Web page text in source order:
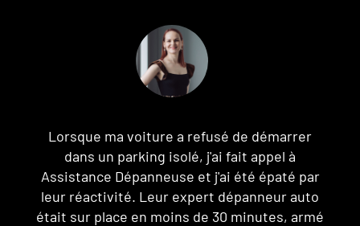
Je ne peux pas dire assez de bien de
Assistance Dépannage. En me retrouvant en
panne sur une route fréquentée, j'étais assez
stressé, mais leur expert dépanneur auto est
arrivé rapidement et a géré la situation avec